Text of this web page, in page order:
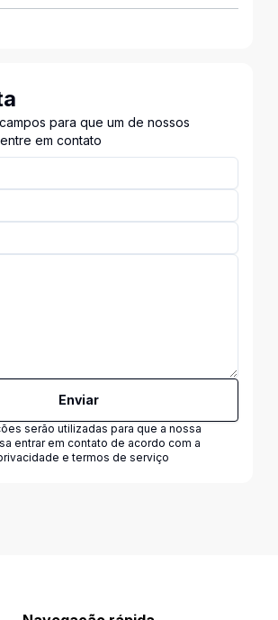
para que um de nossos
em contato
Enviar
serão utilizadas para que a nossa
entrar em contato de acordo com a
e termos de serviço